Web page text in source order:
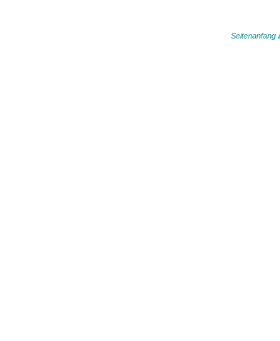
Seitenanfang